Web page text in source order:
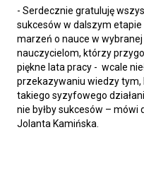
- Serdecznie gratuluję
sukcesów w dalszym
marzeń o nauce w
nauczycielom, którzy
piękne lata pracy - wcale
przekazywaniu wiedzy
takiego syzyfowego
nie byłby sukcesów –
Jolanta Kamińska.